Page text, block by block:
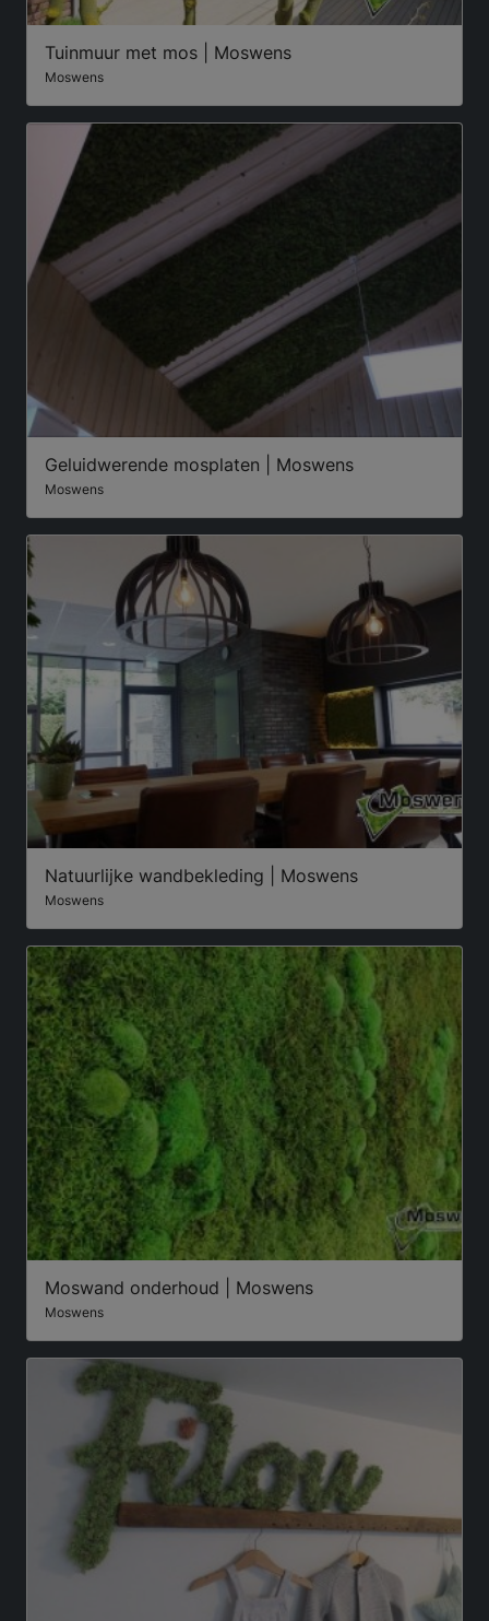
Tuinmuur met mos | Moswens
Moswens
Geluidwerende mosplaten | Moswens
Moswens
Natuurlijke wandbekleding | Moswens
Moswens
Moswand onderhoud | Moswens
Moswens